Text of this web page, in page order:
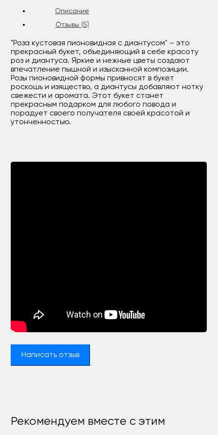
Описание
Отзывы (5)
"Роза кустовая пионовидная с диантусом" – это
прекрасный букет, объединяющий в себе красоту
роз и диантуса. Яркие и нежные цветы создают
впечатление пышной и изысканной композиции.
Розы пионовидной формы привносят в букет
роскошь и изящество, а диантусы добавляют нотку
свежести и аромата. Этот букет станет
прекрасным подарком для любого повода и
порадует своего получателя своей красотой и
утонченностью.
Написать отзыв
Рекомендуем вместе с этим